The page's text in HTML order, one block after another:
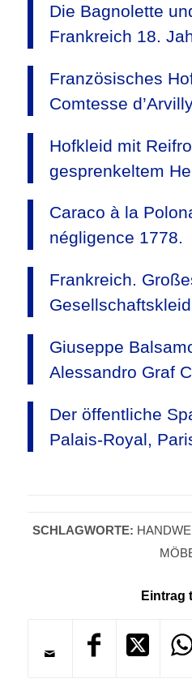
Die Bagnolette
Frankreich 18.
Französisches
Comtesse
Hofkleid mit
gesprenkeltem
Caraco à la
négligence 1778.
Frankreich.
Giuseppe
Alessandro Graf
Der öffentliche
Palais-Royal,
SCHLAGWORTE:
Eintrag